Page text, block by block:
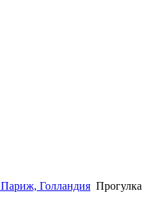
Голландия Прогулка